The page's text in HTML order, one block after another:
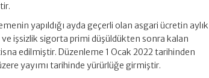
yapıldığı ayda geçerli olan asgari ücretin aylık
işsizlik sigorta primi düşüldükten sonra kalan
edilmiştir. Düzenleme 1 Ocak 2022 tarihinden
yayımı tarihinde yürürlüğe girmiştir.